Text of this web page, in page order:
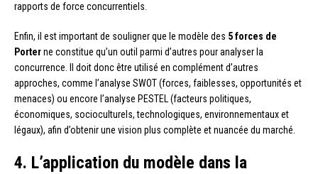
rapports de force concurrentiels.
Enfin, il est important de souligner que le modèle des 5 forces de
Porterne constitue qu’un outil parmi d’autres pour analyser la
concurrence. Il doit donc être utilisé en complément d’autres
approches, comme l’analyse SWOT (forces, faiblesses, opportunités et
menaces) ou encore l’analyse PESTEL (facteurs politiques,
économiques, socioculturels, technologiques, environnementaux et
légaux), afin d’obtenir une vision plus complète et nuancée du marché.
4. L’application du modèle dans la